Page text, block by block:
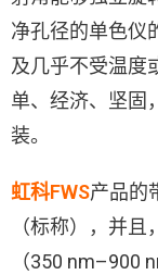
净孔径的单色仪
及几乎不受温度
单、经济、坚固
装。
虹科FWS产品的
（标称），并
（350 nm–900